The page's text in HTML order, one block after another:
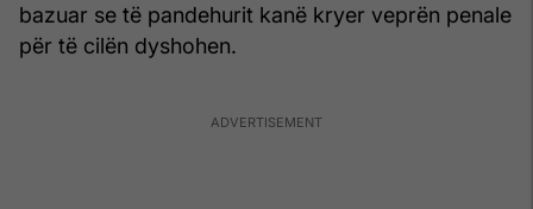
bazuar se të pandehurit kanë kryer veprën penale
për të cilën dyshohen.